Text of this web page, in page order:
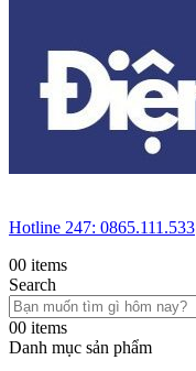
Hotline 247: 0865.111.533
00 items
Search
00 items
Danh mục sản phẩm